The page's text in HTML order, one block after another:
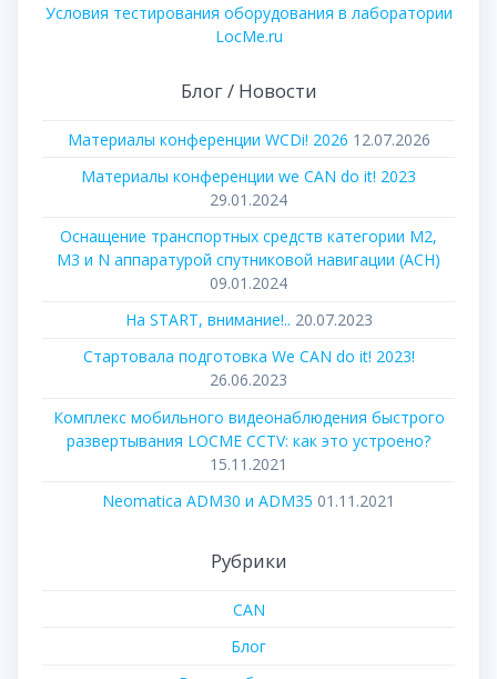
Условия тестирования оборудования в лаборатории
LocMe.ru
Блог / Новости
Материалы конференции WCDi! 2026 12.07.2026
Материалы конференции we CAN do it! 2023
29.01.2024
Оснащение транспортных средств категории М2,
М3 и N аппаратурой спутниковой навигации (АСН)
09.01.2024
На START, внимание!.. 20.07.2023
Стартовала подготовка We CAN do it! 2023!
26.06.2023
Комплекс мобильного видеонаблюдения быстрого
развертывания LOCME CCTV: как это устроено?
15.11.2021
Neomatica ADM30 и ADM35 01.11.2021
Рубрики
CAN
Блог